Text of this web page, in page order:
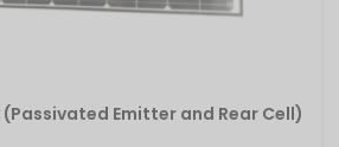
(Passivated Emitter and Rear Cell)